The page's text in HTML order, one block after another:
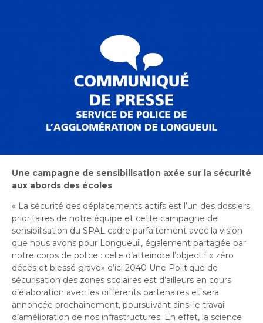
Cour municipale et contravention
Cour municipale et contravention
Gouvernance et saine gestion
Gouvernance et saine gestion
Office de participation publique de Longueuil
Office de participation publique de Longueuil
Ouvre
dans
une
fenêtre
Politiques municipales
Politiques municipales
Réclamations
Vérificatrice générale
Vérificatrice générale
Une campagne de sensibilisation axée sur la sécurité
aux abords des écoles
« La sécurité des déplacements actifs est l’un des dossiers
prioritaires de notre équipe et cette campagne de
sensibilisation du SPAL cadre parfaitement avec la vision
que nous avons pour Longueuil, également partagée par
notre corps de police : celle d’atteindre l’objectif « zéro
décès et blessé grave» d’ici 2040 Une Politique de
sécurisation des zones scolaires est d’ailleurs en cours
d’élaboration avec les différents partenaires et sera
annoncée prochainement, poursuivant ainsi le travail
d’amélioration de nos infrastructures. En effet, la science